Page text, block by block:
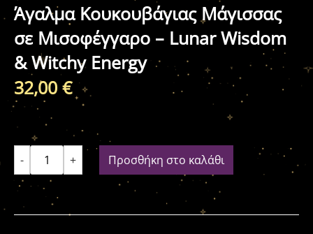
Άγαλμα Κουκουβάγιας Μάγισσας
σε Μισοφέγγαρο – Lunar Wisdom
& Witchy Energy
32,00 €
- + Προσθήκη στο καλάθι